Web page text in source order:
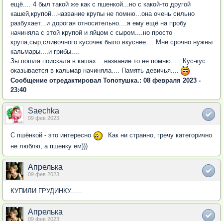
ещё.... 4 был такой же как с пшенкой...но с какой-то другой
кашей,крупой...название крупы не помню...она очень сильно
разбухает...и дорогая относительно....я ему ещё на пробу
начиняла с этой крупой и яйцом с сыром....но просто
крупа,сыр,сливочного кусочек было вкуснее.... Мне срочно нужны
кальмары....и грибы....
Зы пошла поискала в кашах....название то не помню..... Кус-кус
оказывается в кальмар начиняла.... Память девичья....
Сообщение отредактировал Топотушка.: 08 февраля 2023 -
23:40
Saechka
09 фев 2023
С пшёнкой - это интересно
Как ни странно, гречу категорично
не люблю, а пшенку ем)))
Апрелька
09 фев 2023
КУПИЛИ ГРУДИНКУ......
Апрелька
09 фев 2023